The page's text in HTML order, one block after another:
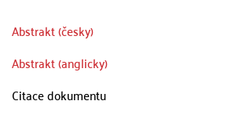
Abstrakt (česky)
Abstrakt (anglicky)
Citace dokumentu